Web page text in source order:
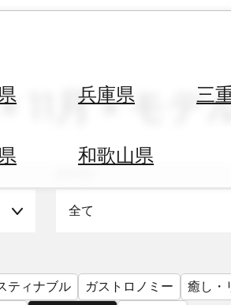
兵庫県 三
和歌山県
月 × モデ
全て
ティナブル ガストロノミー 癒し・